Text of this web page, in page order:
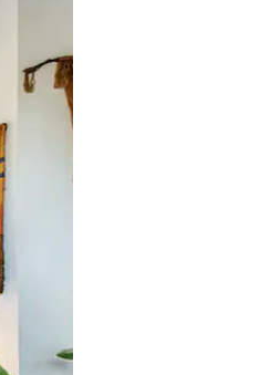
ekranin.